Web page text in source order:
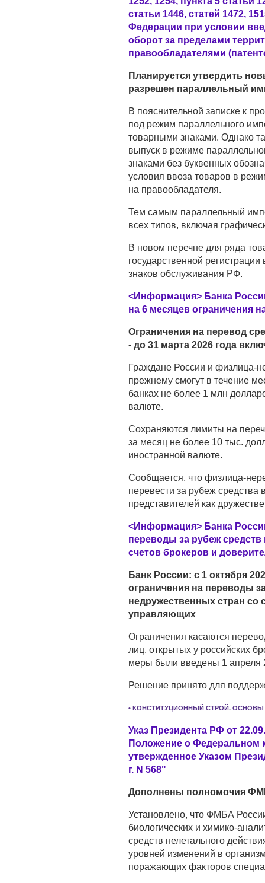
статьи 1446, статей 1472,
Федерации при условии
оборот за пределами
правообладателями
Планируется утвердить
разрешен параллельный
В пояснительной записке к
под режим параллельного
товарными знаками. Однако
выпуск в режиме
знаками без буквенных
условия ввоза товаров в
на правообладателя.
Тем самым параллельный
всех типов, включая
В новом перечне для ряда
государственной
знаков обслуживания РФ.
<Информация> Банка
на 6 месяцев ограничения
Ограничения на перевод
- до 31 марта 2026 года
Граждане России и физлица-
прежнему смогут в течение
банках не более 1 млн
валюте.
Сохраняются лимиты на
за месяц не более 10 тыс.
иностранной валюте.
Сообщается, что физлица-
перевести за рубеж средства
представителей как
<Информация> Банка
переводы за рубеж
счетов брокеров и
Банк России: с 1 октября
ограничения на переводы
недружественных стран со
управляющих
Ограничения касаются
лиц, открытых у российских
меры были введены 1 апреля
Решение принято для
• КОНСТИТУЦИОННЫЙ СТРОЙ. ОСНОВЫ
Указ Президента РФ от
Положение о Федеральном
утвержденное Указом
г. N 568"
Дополнены полномочия
Установлено, что ФМБА
биологических и химико-
средств нелетального
уровней изменений в
поражающих факторов